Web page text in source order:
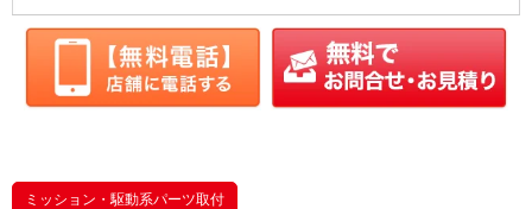
ミッション・駆動系パーツ取付